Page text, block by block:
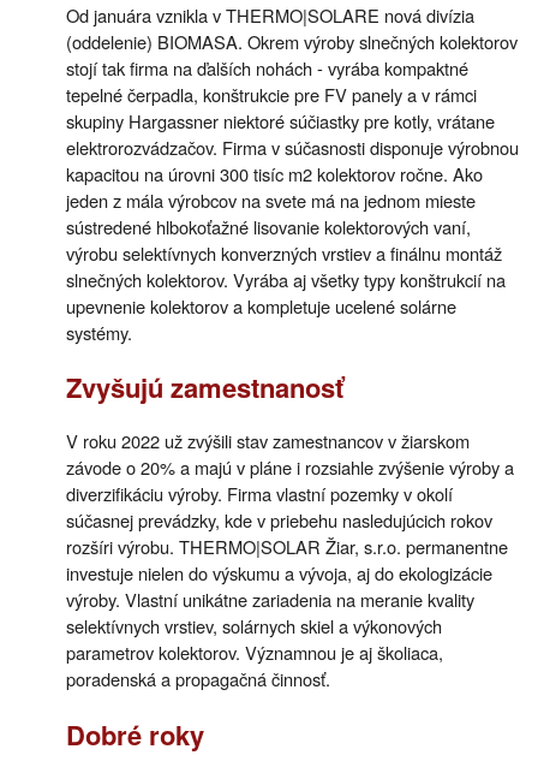
Od januára vznikla v THERMO|SOLARE nová divízia
(oddelenie) BIOMASA. Okrem výroby slnečných kolektorov
stojí tak firma na ďalších nohách - vyrába kompaktné
tepelné čerpadla, konštrukcie pre FV panely a v rámci
skupiny Hargassner niektoré súčiastky pre kotly, vrátane
elektrorozvádzačov. Firma v súčasnosti disponuje výrobnou
kapacitou na úrovni 300 tisíc m2 kolektorov ročne. Ako
jeden z mála výrobcov na svete má na jednom mieste
sústredené hlbokoťažné lisovanie kolektorových vaní,
výrobu selektívnych konverzných vrstiev a finálnu montáž
slnečných kolektorov. Vyrába aj všetky typy konštrukcií na
upevnenie kolektorov a kompletuje ucelené solárne
systémy.
Zvyšujú zamestnanosť
V roku 2022 už zvýšili stav zamestnancov v žiarskom
závode o 20% a majú v pláne i rozsiahle zvýšenie výroby a
diverzifikáciu výroby. Firma vlastní pozemky v okolí
súčasnej prevádzky, kde v priebehu nasledujúcich rokov
rozšíri výrobu. THERMO|SOLAR Žiar, s.r.o. permanentne
investuje nielen do výskumu a vývoja, aj do ekologizácie
výroby. Vlastní unikátne zariadenia na meranie kvality
selektívnych vrstiev, solárnych skiel a výkonových
parametrov kolektorov. Významnou je aj školiaca,
poradenská a propagačná činnosť.
Dobré roky